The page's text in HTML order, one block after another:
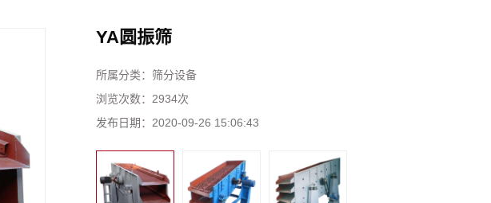
YA圆振筛
所属分类： 筛分设备
浏览次数： 2934次
发布日期： 2020-09-26 15:06:43